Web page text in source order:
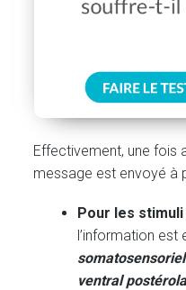
Effectivement, une fois
message est envoyé à
Pour les
l’information est
somatosensoriel
ventral